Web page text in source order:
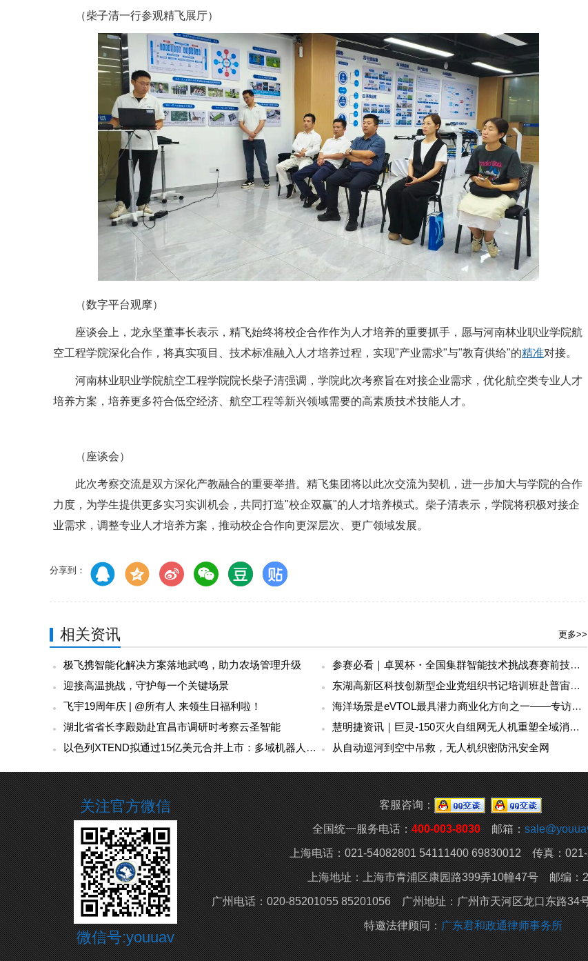
（柴子清一行参观精飞展厅）
（数字平台观摩）
座谈会上，龙永坚董事长表示，精飞始终将校企合作作为人才培养的重要抓手，愿与河南林业职业学院航
空工程学院深化合作，将真实项目、技术标准融入人才培养过程，实现"产业需求"与"教育供给"的精准对接。
河南林业职业学院航空工程学院院长柴子清强调，学院此次考察旨在对接企业需求，优化航空类专业人才
培养方案，培养更多符合低空经济、航空工程等新兴领域需要的高素质技术技能人才。
（座谈会）
力度，为学生提供更多实习实训机会，共同打造"校企双赢"的人才培养模式。柴子清表示，学院将积极对接企
业需求，调整专业人才培养方案，推动校企合作向更深层次、更广领域发展。
分享到：
相关资讯 更多>>
极飞携智能化解决方案落地武鸣，助力农场管理升级 参赛必看｜卓翼杯・全国集群智能技术挑战赛赛前技术培训即将开启！